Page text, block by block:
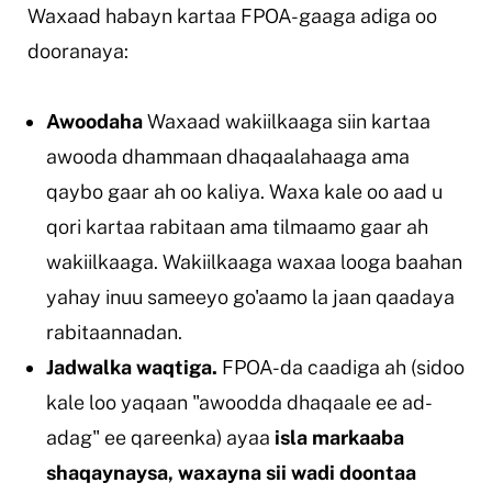
Waxaad habayn kartaa FPOA-gaaga adiga oo
dooranaya:
AwoodahaWaxaad wakiilkaaga siin kartaa
awooda dhammaan dhaqaalahaaga ama
qaybo gaar ah oo kaliya. Waxa kale oo aad u
qori kartaa rabitaan ama tilmaamo gaar ah
wakiilkaaga. Wakiilkaaga waxaa looga baahan
yahay inuu sameeyo go'aamo la jaan qaadaya
rabitaannadan.
Jadwalka waqtiga. FPOA-da caadiga ah (sidoo
kale loo yaqaan "awoodda dhaqaale ee ad-
adag" ee qareenka) ayaa isla markaaba
shaqaynaysa, waxayna sii wadi doontaa